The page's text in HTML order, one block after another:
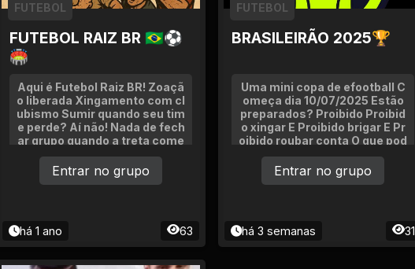
FUTEBOL RAIZ BR 🇧🇷⚽
🏟
FUTEBOL
Aqui é Futebol Raiz BR! Zoaçã
o liberada Xingamento com cl
ubismo Sumir quando seu tim
e perde? Aí não! Nada de fech
ar grupo quando a treta come
ça aqui é raiz mesmo! Se tu c
urte resenha, clubismo e me
me 24h, já cola com a gente
há 1 ano 63
Entrar no grupo
BRASILEIRÃO 2025🏆
FUTEBOL
Uma mini copa de efootball C
omeça dia 10/07/2025 Estão
preparados? Proibido Proibid
o xingar E Proibido brigar E Pr
oibido roubar conta O que pod
e Pode mandar link de outro g
rupo
há 3 semanas 31
Entrar no grupo